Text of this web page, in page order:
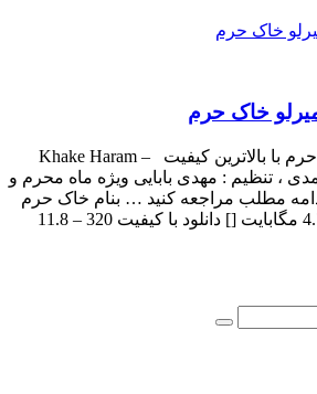
خاک حرم
علیرضا میرلو بنام خاک حرم با بالاترین کیفیت – Khake Haram
، تنظیم : مهدی بابایی ویژه ماه محرم و
مطلب مراجعه کنید … بنام خاک حرم
دانلود با کیفیت 128 – 4.70 مگابایت [] دانلود با کیفیت 320 – 11.8